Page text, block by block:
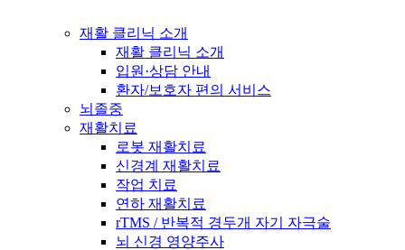
재활 클리닉 소개
재활 클리닉 소개
입원·상담 안내
환자/보호자 편의 서비스
뇌졸중
재활치료
로봇 재활치료
신경계 재활치료
작업 치료
연하 재활치료
rTMS / 반복적 경두개 자기 자극술
뇌 신경 영양주사